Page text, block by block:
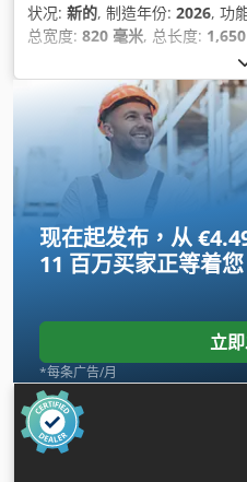
状况: 新的, 制造年份: 2026, 功
总宽度: 820 毫米, 总长度:
, 保修
份:2026, 功率:7.5 千瓦 (10.20
属和电缆的液压鳄鱼剪 / 鳄式
液压剪切 MIZAR ALS 系列专
铝、铜和各种金属型材而设计。
全性而设计，可在要求苛刻的
专为工业性能和优势而设计 •
Bosch Rexroth 液压系统，以确
使用寿命长。 • 硬化气缸轴：
的耐磨性和防腐保护，确保在重
低维护频率。 • 工业级电子元
子 (Siemens) 提供支持，确保
性。完全通过 CE 和 EAC 认证
回收： 废铜和铝电缆、重型线
件和窗框。 • 重型废料： 铜母
轻金属废料： 用于进一步粉碎
现在起发布，从
11 百万买家正等着您
立
*每条广告/月